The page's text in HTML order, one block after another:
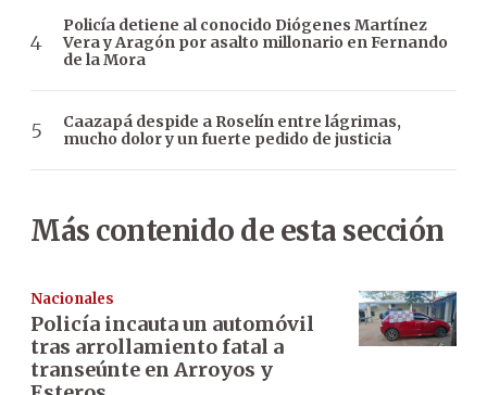
Policía detiene al conocido Diógenes Martínez
Vera y Aragón por asalto millonario en Fernando
de la Mora
Caazapá despide a Roselín entre lágrimas,
mucho dolor y un fuerte pedido de justicia
Más contenido de esta sección
Nacionales
Policía incauta un automóvil
tras arrollamiento fatal a
transeúnte en Arroyos y